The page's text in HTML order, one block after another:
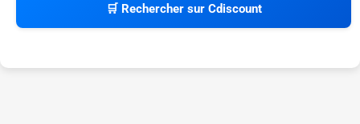
🛒 Rechercher sur Cdiscount